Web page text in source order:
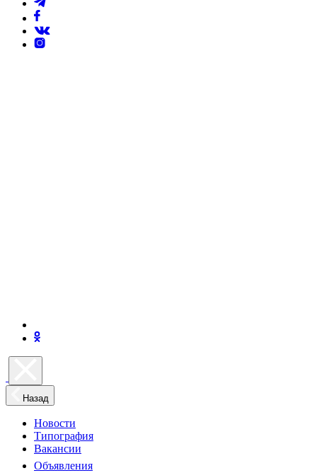
Назад
Новости
Типография
Вакансии
Объявления